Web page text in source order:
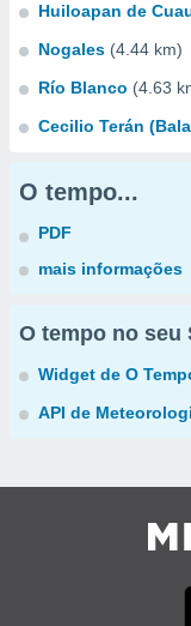
Huiloapan de
Nogales (4.44 km)
Río Blanco (4.63
Cecilio Terán
O tempo...
PDF
mais informações
O tempo no seu
Widget de O
API de